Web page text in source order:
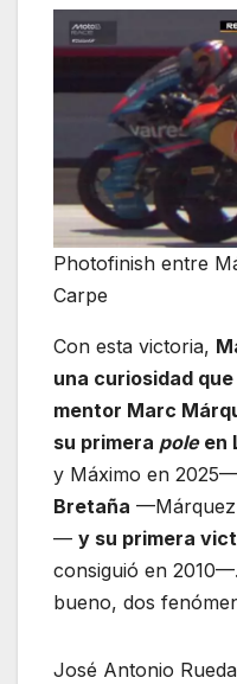
Photofinish entre
Carpe
Con esta victoria,
una curiosidad
mentor Marc
su primera poleen
y Máximo en
Bretaña —Márquez
— y su primera
consiguió en
bueno, dos
José Antonio